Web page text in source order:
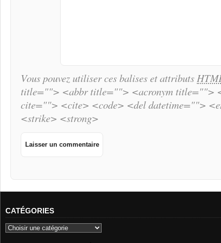
Vous pouvez utiliser ces balises et attributs
title=""> <abbr title=""> <acronym title="">
cite=""> <cite> <code> <del datetime="">
<strike> <strong>
CATÉGORIES